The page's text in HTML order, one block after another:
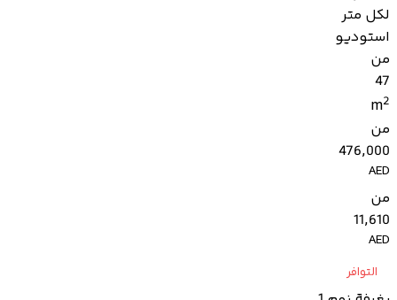
لكل متر
استوديو
من
47
m2
من
476,000
AED
من
11,610
AED
التوافر